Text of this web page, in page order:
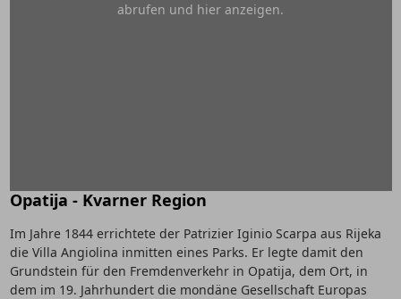
abrufen und hier anzeigen.
Opatija - Kvarner Region
Im Jahre 1844 errichtete der Patrizier Iginio Scarpa aus Rijeka
die Villa Angiolina inmitten eines Parks. Er legte damit den
Grundstein für den Fremdenverkehr in Opatija, dem Ort, in
dem im 19. Jahrhundert die mondäne Gesellschaft Europas